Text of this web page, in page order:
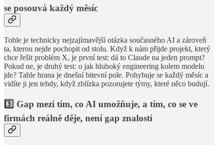
se posouvá každý měsíc
Tohle je technicky nejzajímavější otázka současného AI a zároveň
ta, kterou nejde pochopit od stolu. Když k nám přijde projekt, který
chce řešit problém X, je první test: dá to Claude na jeden prompt?
Pokud ne, je druhý test: o jak hluboký engineering kolem modelu
jde? Tahle hrana je dnešní bitevní pole. Pohybuje se každý měsíc a
vidíte ji jen tehdy, když zblízka pozorujete týmy, které něco budují.
3️⃣ Gap mezi tím, co AI umožňuje, a tím, co se ve
firmách reálně děje, není gap znalostí